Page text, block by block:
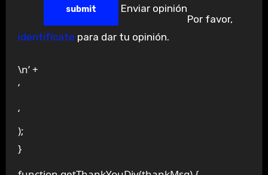
Enviar opinión
Por favor,
identifícate para dar tu opinión.
\n’ +
‘
‘
);
}